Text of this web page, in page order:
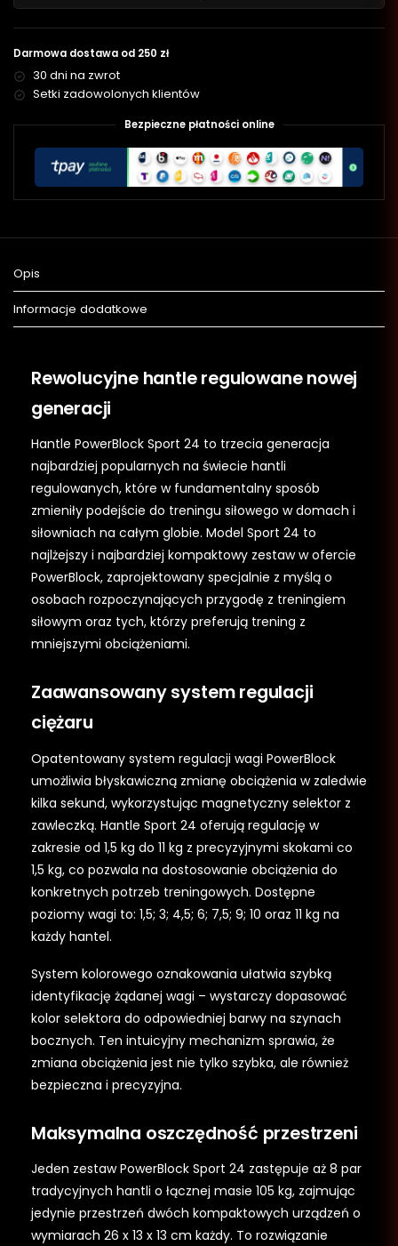
Darmowa dostawa od 250 zł
30 dni na zwrot
Setki zadowolonych klientów
Bezpieczne płatności online
Opis
Informacje dodatkowe
Rewolucyjne hantle regulowane nowej
generacji
Hantle PowerBlock Sport 24 to trzecia generacja
najbardziej popularnych na świecie hantli
regulowanych, które w fundamentalny sposób
zmieniły podejście do treningu siłowego w domach i
siłowniach na całym globie. Model Sport 24 to
najlżejszy i najbardziej kompaktowy zestaw w ofercie
PowerBlock, zaprojektowany specjalnie z myślą o
osobach rozpoczynających przygodę z treningiem
siłowym oraz tych, którzy preferują trening z
mniejszymi obciążeniami.
Zaawansowany system regulacji
ciężaru
Opatentowany system regulacji wagi PowerBlock
umożliwia błyskawiczną zmianę obciążenia w zaledwie
kilka sekund, wykorzystując magnetyczny selektor z
zawleczką. Hantle Sport 24 oferują regulację w
zakresie od 1,5 kg do 11 kg z precyzyjnymi skokami co
1,5 kg, co pozwala na dostosowanie obciążenia do
konkretnych potrzeb treningowych. Dostępne
poziomy wagi to: 1,5; 3; 4,5; 6; 7,5; 9; 10 oraz 11 kg na
każdy hantel.
System kolorowego oznakowania ułatwia szybką
identyfikację żądanej wagi – wystarczy dopasować
kolor selektora do odpowiedniej barwy na szynach
bocznych. Ten intuicyjny mechanizm sprawia, że
zmiana obciążenia jest nie tylko szybka, ale również
bezpieczna i precyzyjna.
Maksymalna oszczędność przestrzeni
Jeden zestaw PowerBlock Sport 24 zastępuje aż 8 par
tradycyjnych hantli o łącznej masie 105 kg, zajmując
jedynie przestrzeń dwóch kompaktowych urządzeń o
wymiarach 26 x 13 x 13 cm każdy. To rozwiązanie